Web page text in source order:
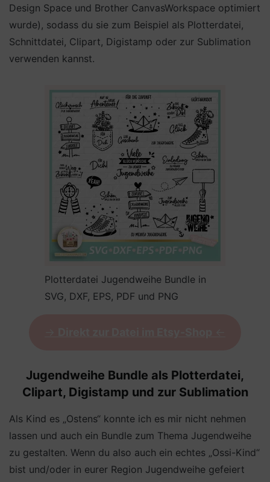
Design Space und Brother CanvasWorkspace optimiert
wurde), sodass du sie zum Beispiel als Plotterdatei,
Schnittdatei, Clipart, Digistamp oder zur Sublimation
verwenden kannst.
Plotterdatei Jugendweihe Bundle in
SVG, DXF, EPS, PDF und PNG
Jugendweihe Bundle als Plotterdatei,
Clipart, Digistamp und zur Sublimation
Als Kind es „Ostens“ konnte ich es mir nicht nehmen
lassen und auch ein Bundle zum Thema Jugendweihe
zu gestalten. Wenn du also auch ein echtes „Ossi-Kind“
bist und/oder in eurer Region Jugendweihe gefeiert